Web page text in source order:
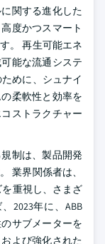
関する進化した
度かつスマート
。 再生可能エネ
能な流通システ
めに、シュナイ
柔軟性と効率を
ストラクチャー
制は、製品開発
業界関係者は、
重視し、さまざ
2023年に、ABB
サブメーターを
よび強化された